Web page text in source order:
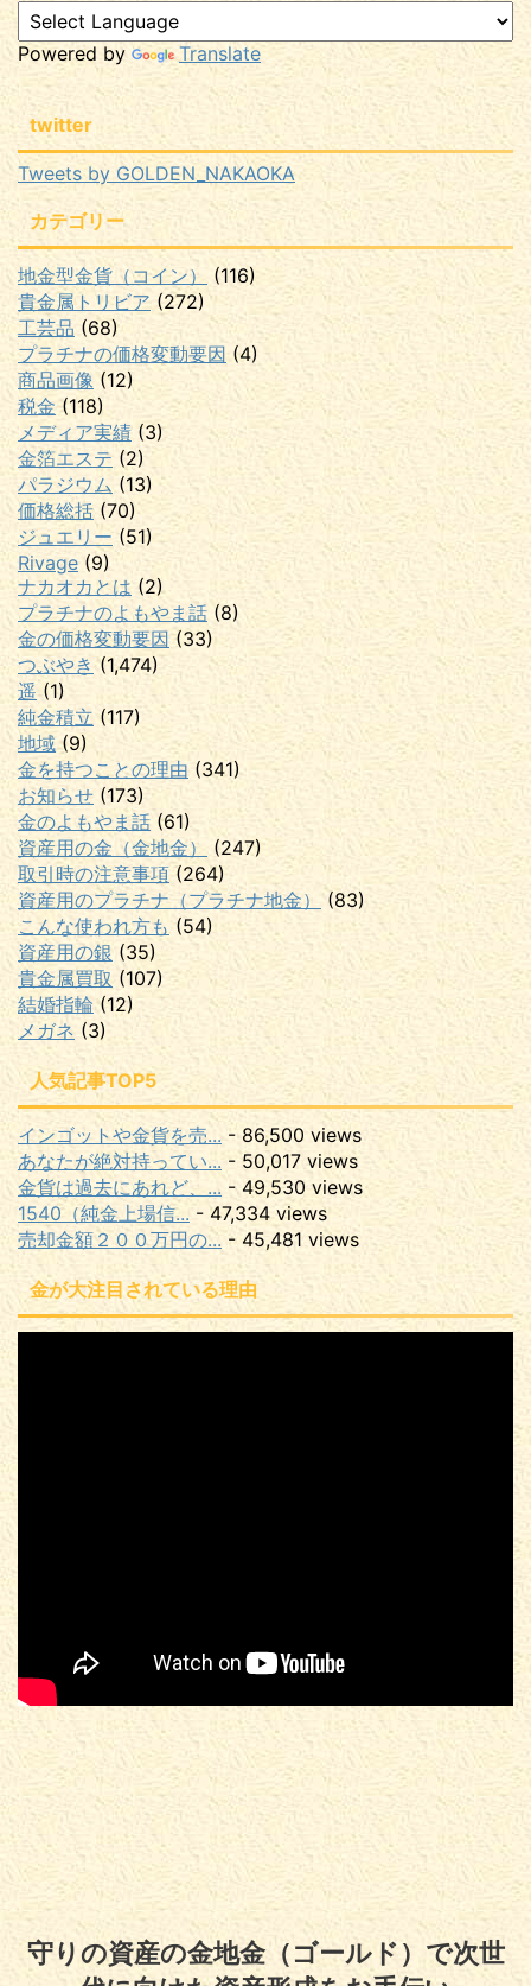
Powered by Translate
twitter
Tweets by GOLDEN_NAKAOKA
カテゴリー
地金型金貨（コイン）
(116)
貴金属トリビア (272)
工芸品 (68)
プラチナの価格変動要因 (4)
商品画像 (12)
税金 (118)
メディア実績(3)
金箔エステ (2)
パラジウム (13)
価格総括 (70)
ジュエリー(51)
Rivage (9)
ナカオカとは (2)
プラチナのよもやま話 (8)
金の価格変動要因 (33)
つぶやき (1,474)
遥(1)
純金積立 (117)
地域(9)
金を持つことの理由 (341)
お知らせ (173)
金のよもやま話 (61)
資産用の金（金地金）
(247)
取引時の注意事項 (264)
資産用のプラチナ（プラチナ地金） (83)
こんな使われ方も (54)
資産用の銀 (35)
貴金属買取 (107)
結婚指輪(12)
メガネ (3)
人気記事TOP5
インゴットや金貨を売... - 86,500 views
あなたが絶対持ってい... - 50,017 views
金貨は過去にあれど、... - 49,530 views
1540（純金上場信... - 47,334 views
売却金額２００万円の... - 45,481 views
金が大注目されている理由
守りの資産の金地金（ゴールド）で次世